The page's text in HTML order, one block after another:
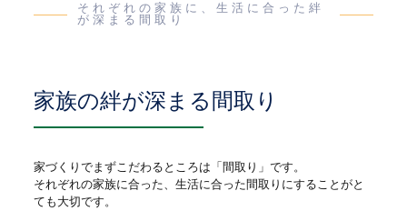
それぞれの家族に、生活に合った絆
が深まる間取り
家族の絆が深まる間取り
家づくりでまずこだわるところは「間取り」です。
それぞれの家族に合った、生活に合った間取りにすることがと
ても大切です。